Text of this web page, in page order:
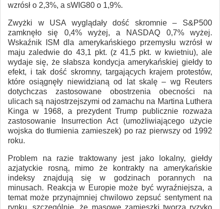
wzrósł o 2,3%, a sWIG80 o 1,9%.
Zwyżki w USA wyglądały dość skromnie – S&P500
zamknęło się 0,4% wyżej, a NASDAQ 0,7% wyżej.
Wskaźnik ISM dla amerykańskiego przemysłu wzrósł w
maju zaledwie do 43,1 pkt. (z 41,5 pkt. w kwietniu), ale
wydaje się, że słabsza kondycja amerykańskiej giełdy to
efekt, i tak dość skromny, targających krajem protestów,
które osiągnęły niewidzianą od lat skalę – wg Reuters
dotychczas zastosowane obostrzenia obecności na
ulicach są najostrzejszymi od zamachu na Martina Luthera
Kinga w 1968, a prezydent Trump publicznie rozważa
zastosowanie Insurrection Act (umożliwiającego użycie
wojska do tłumienia zamieszek) po raz pierwszy od 1992
roku.
Problem na razie traktowany jest jako lokalny, giełdy
azjatyckie rosną, mimo że kontrakty na amerykańskie
indeksy znajdują się w godzinach porannych na
minusach. Reakcja w Europie może być wyraźniejsza, a
temat może przynajmniej chwilowo zepsuć sentyment na
rynku, szczególnie, że masowe zamieszki tworzą ryzyko